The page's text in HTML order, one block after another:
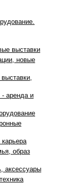
выставки
новые
аренда и
образ
аксессуары